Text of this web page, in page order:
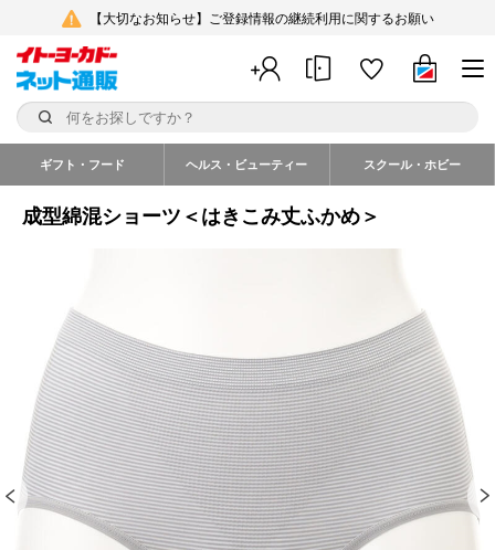
【大切なお知らせ】ご登録情報の継続利用に関するお願い
ギフト・フード ヘルス・ビューティー スクール・ホビー
成型綿混ショーツ＜はきこみ丈ふかめ＞